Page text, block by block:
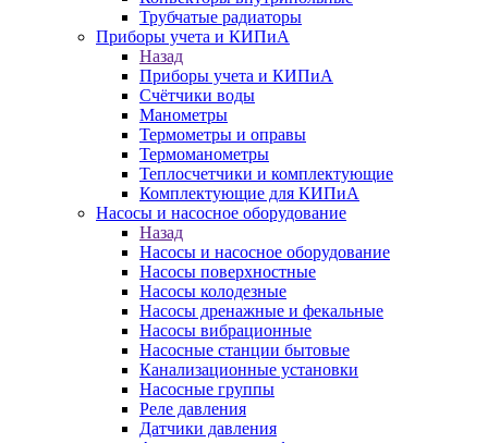
Трубчатые радиаторы
Приборы учета и КИПиА
Назад
Приборы учета и КИПиА
Счётчики воды
Манометры
Термометры и оправы
Термоманометры
Теплосчетчики и комплектующие
Комплектующие для КИПиА
Насосы и насосное оборудование
Назад
Насосы и насосное оборудование
Насосы поверхностные
Насосы колодезные
Насосы дренажные и фекальные
Насосы вибрационные
Насосные станции бытовые
Канализационные установки
Насосные группы
Реле давления
Датчики давления